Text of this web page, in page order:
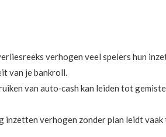
verhogen veel spelers hun
van je bankroll.
van auto‑cash kan leiden tot
inzetten verhogen zonder plan leidt